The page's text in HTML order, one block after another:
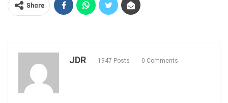
Share
JDR 1947 Posts 0 Comments